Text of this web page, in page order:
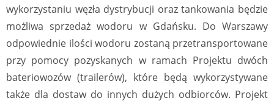
wykorzystaniu węzła dystrybucji oraz tankowania będzie
możliwa sprzedaż wodoru w Gdańsku. Do Warszawy
odpowiednie ilości wodoru zostaną przetransportowane
przy pomocy pozyskanych w ramach Projektu dwóch
bateriowozów (trailerów), które będą wykorzystywane
także dla dostaw do innych dużych odbiorców. Projekt